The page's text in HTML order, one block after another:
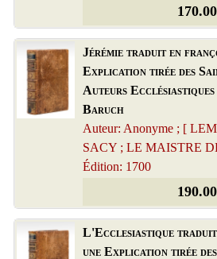
Jérémie traduit en
Explication tirée des
Auteurs Ecclésiastiques
Baruch
Auteur: Anonyme ; [
SACY ; LE MAISTRE
Édition: 1700
L'Ecclesiastique traduit
une Explication tirée